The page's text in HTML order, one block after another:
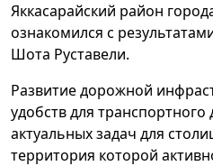
Яккасарайский район
ознакомился с
Шота Руставели.
Развитие дорожной
удобств для
актуальных задач для
территория которой